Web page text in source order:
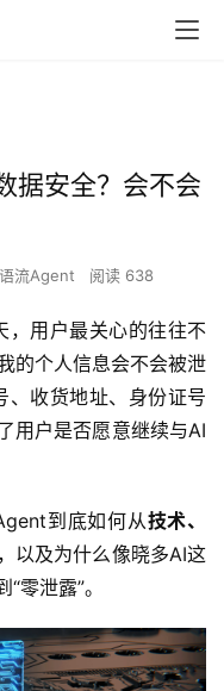
据安全？会不会
语流Agent 阅读 638
，用户最关心的往往不
的个人信息会不会被泄
、收货地址、身份证号
用户是否愿意继续与AI
到底如何从技术、
以及为什么像晓多AI这
零泄露”。